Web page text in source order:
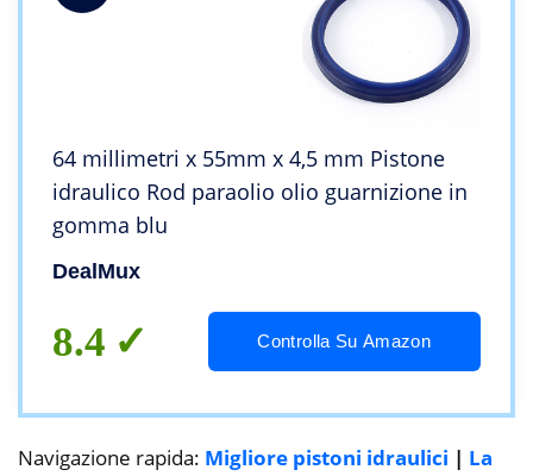
64 millimetri x 55mm x 4,5 mm Pistone
idraulico Rod paraolio olio guarnizione in
gomma blu
DealMux
8.4 Controlla Su Amazon
Navigazione rapida: Migliore pistoni idraulici | La